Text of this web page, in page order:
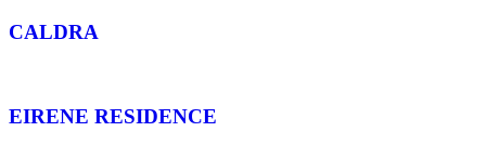
CALDRA
EIRENE RESIDENCE